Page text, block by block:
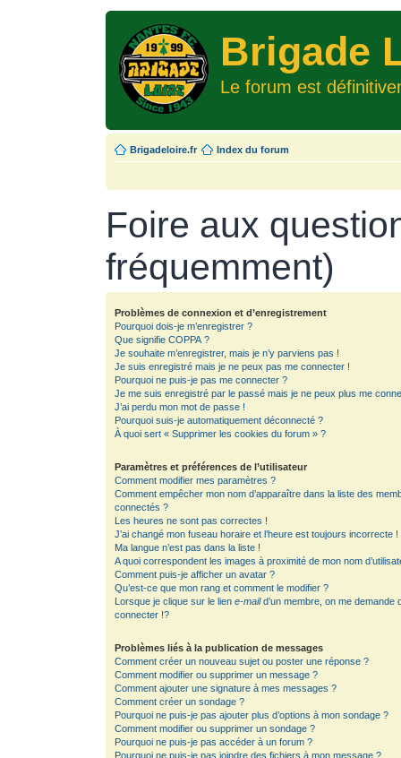
Brigade
Le forum est
Brigadeloire.fr Index du forum
Foire aux
fréquemment)
Problèmes de connexion et d’enregistrement
Pourquoi dois-je m’enregistrer ?
Que signifie COPPA ?
Je souhaite m’enregistrer, mais je n’y parviens pas !
Je suis enregistré mais je ne peux pas me connecter !
Pourquoi ne puis-je pas me connecter ?
Je me suis enregistré par le passé mais je ne peux plus me
J’ai perdu mon mot de passe !
Pourquoi suis-je automatiquement déconnecté ?
À quoi sert « Supprimer les cookies du forum » ?
Paramètres et préférences de l’utilisateur
Comment modifier mes paramètres ?
Comment empêcher mon nom d’apparaître dans la liste des
connectés ?
Les heures ne sont pas correctes !
J’ai changé mon fuseau horaire et l’heure est toujours incorrecte !
Ma langue n’est pas dans la liste !
A quoi correspondent les images à proximité de mon nom
Comment puis-je afficher un avatar ?
Qu’est-ce que mon rang et comment le modifier ?
Lorsque je clique sur le lien e-maild’un membre, on me demande
connecter !?
Problèmes liés à la publication de messages
Comment créer un nouveau sujet ou poster une réponse ?
Comment modifier ou supprimer un message ?
Comment ajouter une signature à mes messages ?
Comment créer un sondage ?
Pourquoi ne puis-je pas ajouter plus d’options à mon sondage ?
Comment modifier ou supprimer un sondage ?
Pourquoi ne puis-je pas accéder à un forum ?
Pourquoi ne puis-je pas joindre des fichiers à mon message ?